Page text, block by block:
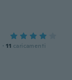
· 11 caricamenti